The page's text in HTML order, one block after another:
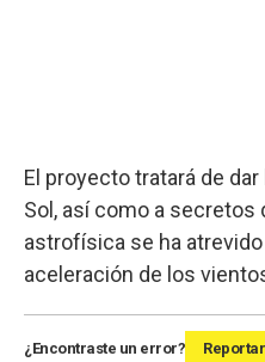
El proyecto tratará de
Sol, así como a secretos
astrofísica se ha
aceleración de los
¿Encontraste un error? Reportar